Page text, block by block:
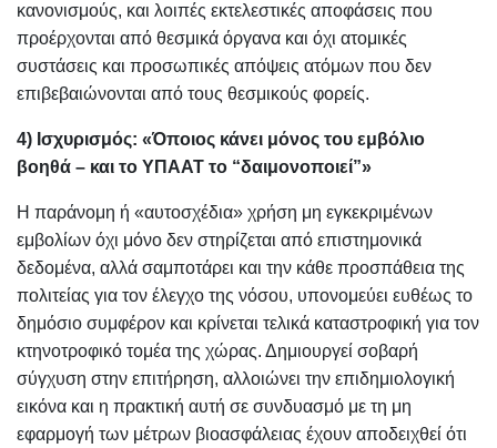
κανονισμούς, και λοιπές εκτελεστικές αποφάσεις που
προέρχονται από θεσμικά όργανα και όχι ατομικές
συστάσεις και προσωπικές απόψεις ατόμων που δεν
επιβεβαιώνονται από τους θεσμικούς φορείς.
4) Ισχυρισμός: «Όποιος κάνει μόνος του εμβόλιο
βοηθά – και το ΥΠΑΑΤ το “δαιμονοποιεί”»
Η παράνομη ή «αυτοσχέδια» χρήση μη εγκεκριμένων
εμβολίων όχι μόνο δεν στηρίζεται από επιστημονικά
δεδομένα, αλλά σαμποτάρει και την κάθε προσπάθεια της
πολιτείας για τον έλεγχο της νόσου, υπονομεύει ευθέως το
δημόσιο συμφέρον και κρίνεται τελικά καταστροφική για τον
κτηνοτροφικό τομέα της χώρας. Δημιουργεί σοβαρή
σύγχυση στην επιτήρηση, αλλοιώνει την επιδημιολογική
εικόνα και η πρακτική αυτή σε συνδυασμό με τη μη
εφαρμογή των μέτρων βιοασφάλειας έχουν αποδειχθεί ότι